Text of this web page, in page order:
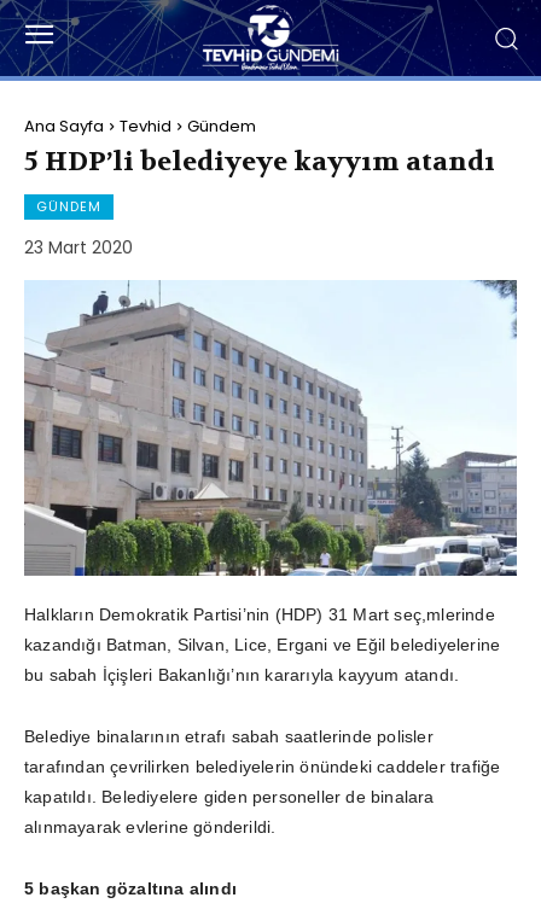
Ana Sayfa Tevhid Gündem
5 HDP’li belediyeye kayyım atandı
GÜNDEM
23 Mart 2020
Halkların Demokratik Partisi’nin (HDP) 31 Mart seç,mlerinde
kazandığı Batman, Silvan, Lice, Ergani ve Eğil belediyelerine
bu sabah İçişleri Bakanlığı’nın kararıyla kayyum atandı.
Belediye binalarının etrafı sabah saatlerinde polisler
tarafından çevrilirken belediyelerin önündeki caddeler trafiğe
kapatıldı. Belediyelere giden personeller de binalara
alınmayarak evlerine gönderildi.
5 başkan gözaltına alındı